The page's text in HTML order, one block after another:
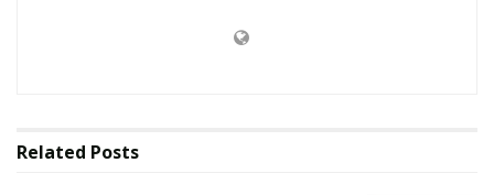
Related Posts